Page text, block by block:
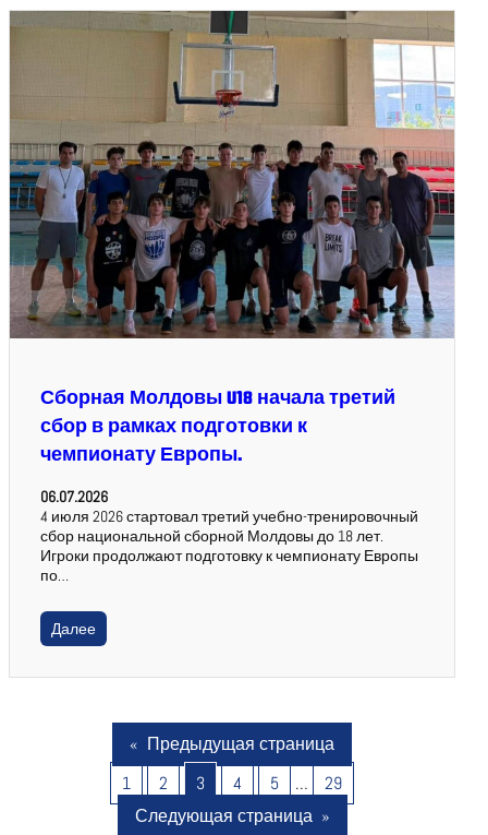
Сборная Молдовы U18 начала третий
сбор в рамках подготовки к
чемпионату Европы.
06.07.2026
4 июля 2026 стартовал третий учебно-тренировочный
сбор национальной сборной Молдовы до 18 лет.
Игроки продолжают подготовку к чемпионату Европы
по…
Далее
« Предыдущая страница
1
2 3 4 5 …
29
Следующая страница »